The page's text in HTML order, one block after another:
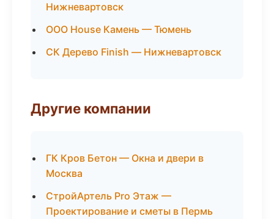
Нижневартовск
ООО House Камень — Тюмень
СК Дерево Finish — Нижневартовск
Другие компании
ГК Кров Бетон — Окна и двери в
Москва
СтройАртель Pro Этаж —
Проектирование и сметы в Пермь